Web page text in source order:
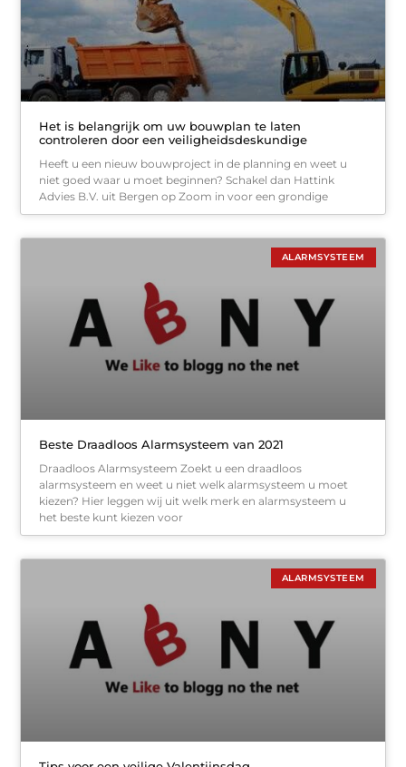
Het is belangrijk om uw bouwplan te laten
controleren door een veiligheidsdeskundige
Heeft u een nieuw bouwproject in de planning en weet u
niet goed waar u moet beginnen? Schakel dan Hattink
Advies B.V. uit Bergen op Zoom in voor een grondige
ALARMSYSTEEM
Beste Draadloos Alarmsysteem van 2021
Draadloos Alarmsysteem Zoekt u een draadloos
alarmsysteem en weet u niet welk alarmsysteem u moet
kiezen? Hier leggen wij uit welk merk en alarmsysteem u
het beste kunt kiezen voor
ALARMSYSTEEM